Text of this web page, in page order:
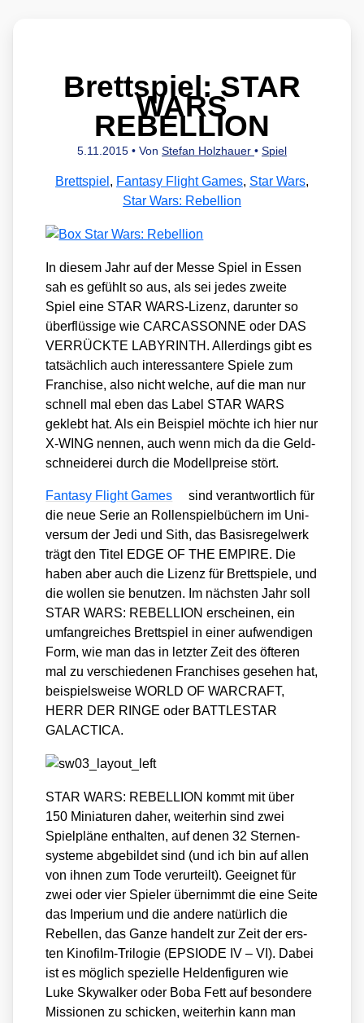
Brettspiel: STAR
WARS
REBELLION
5.11.2015 • Von Stefan Holzhauer • Spiel
Brettspiel , Fantasy Flight Games, Star Wars,
Star Wars: Rebellion
In die­sem Jahr auf der Mes­se Spiel in Essen
sah es gefühlt so aus, als sei jedes zwei­te
Spiel eine STAR WARS-Lizenz, dar­un­ter so
über­flüs­si­ge wie CARCASSONNE oder DAS
VERRÜCKTE LABYRINTH. Aller­dings gibt es
tat­säch­lich auch inter­es­san­te­re Spie­le zum
Fran­chise, also nicht wel­che, auf die man nur
schnell mal eben das Label STAR WARS
geklebt hat. Als ein Bei­spiel möch­te ich hier nur
X‑WING nen­nen, auch wenn mich da die Geld­
schnei­de­rei durch die Modell­prei­se stört.
Fan­ta­sy Flight Games
sind ver­ant­wort­lich für
die neue Serie an Rol­len­spiel­bü­chern im Uni­
ver­sum der Jedi und Sith, das Basis­re­gel­werk
trägt den Titel EDGE OF THE EMPIRE. Die
haben aber auch die Lizenz für Brett­spie­le, und
die wol­len sie benut­zen. Im nächs­ten Jahr soll
STAR WARS: REBELLION erschei­nen, ein
umfang­rei­ches Brett­spiel in einer auf­wen­di­gen
Form, wie man das in letz­ter Zeit des öfte­ren
mal zu ver­schie­de­nen Fran­chi­ses gese­hen hat,
bei­spiels­wei­se WORLD OF WARCRAFT,
HERR DER RINGE oder BATTLESTAR
GALACTICA.
STAR WARS: REBELLION kommt mit über
150 Minia­tu­ren daher, wei­ter­hin sind zwei
Spiel­plä­ne ent­hal­ten, auf denen 32 Ster­nen­
sys­te­me abge­bil­det sind (und ich bin auf allen
von ihnen zum Tode ver­ur­teilt). Geeig­net für
zwei oder vier Spie­ler über­nimmt die eine Sei­te
das Impe­ri­um und die ande­re natür­lich die
Rebel­len, das Gan­ze han­delt zur Zeit der ers­
ten Kino­film-Tri­lo­gie (EPSIODE IV – VI). Dabei
ist es mög­lich spe­zi­el­le Hel­den­fi­gu­ren wie
Luke Sky­wal­ker oder Boba Fett auf beson­de­re
Mis­sio­nen zu schi­cken, wei­ter­hin kann man